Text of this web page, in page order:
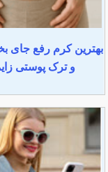
بهترین کرم رفع جای
و ترک پوستی